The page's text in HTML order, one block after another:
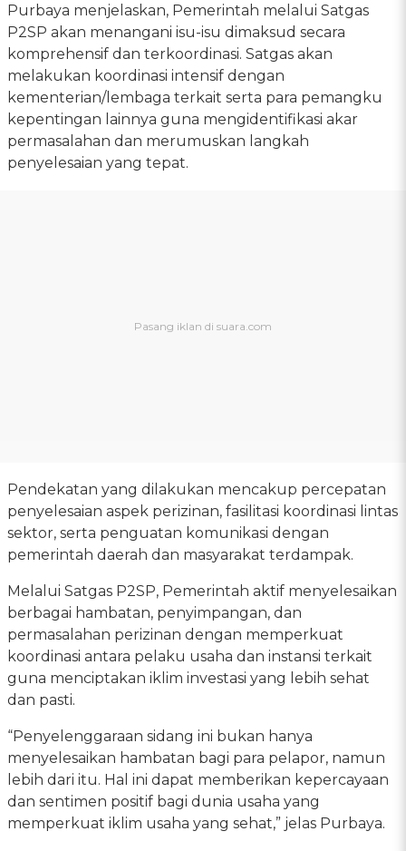
Purbaya menjelaskan, Pemerintah melalui Satgas
P2SP akan menangani isu-isu dimaksud secara
komprehensif dan terkoordinasi. Satgas akan
melakukan koordinasi intensif dengan
kementerian/lembaga terkait serta para pemangku
kepentingan lainnya guna mengidentifikasi akar
permasalahan dan merumuskan langkah
penyelesaian yang tepat.
Pendekatan yang dilakukan mencakup percepatan
penyelesaian aspek perizinan, fasilitasi koordinasi lintas
sektor, serta penguatan komunikasi dengan
pemerintah daerah dan masyarakat terdampak.
Melalui Satgas P2SP, Pemerintah aktif menyelesaikan
berbagai hambatan, penyimpangan, dan
permasalahan perizinan dengan memperkuat
koordinasi antara pelaku usaha dan instansi terkait
guna menciptakan iklim investasi yang lebih sehat
dan pasti.
“Penyelenggaraan sidang ini bukan hanya
menyelesaikan hambatan bagi para pelapor, namun
lebih dari itu. Hal ini dapat memberikan kepercayaan
dan sentimen positif bagi dunia usaha yang
memperkuat iklim usaha yang sehat,” jelas Purbaya.